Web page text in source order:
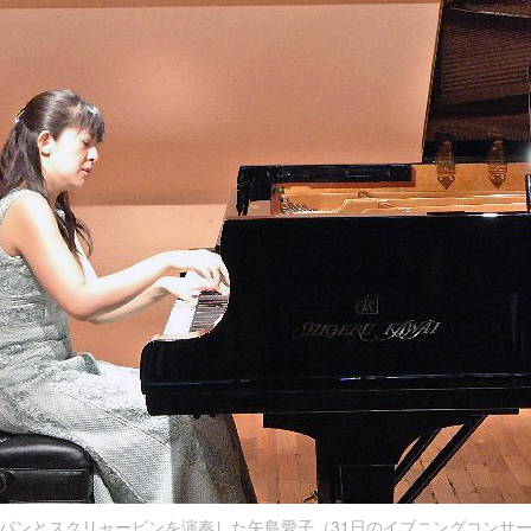
ンとスクリャービンを演奏した矢島愛子（31日のイブニングコンサ